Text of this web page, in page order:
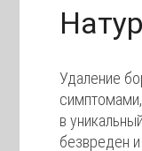
Удаление
в
безвреден